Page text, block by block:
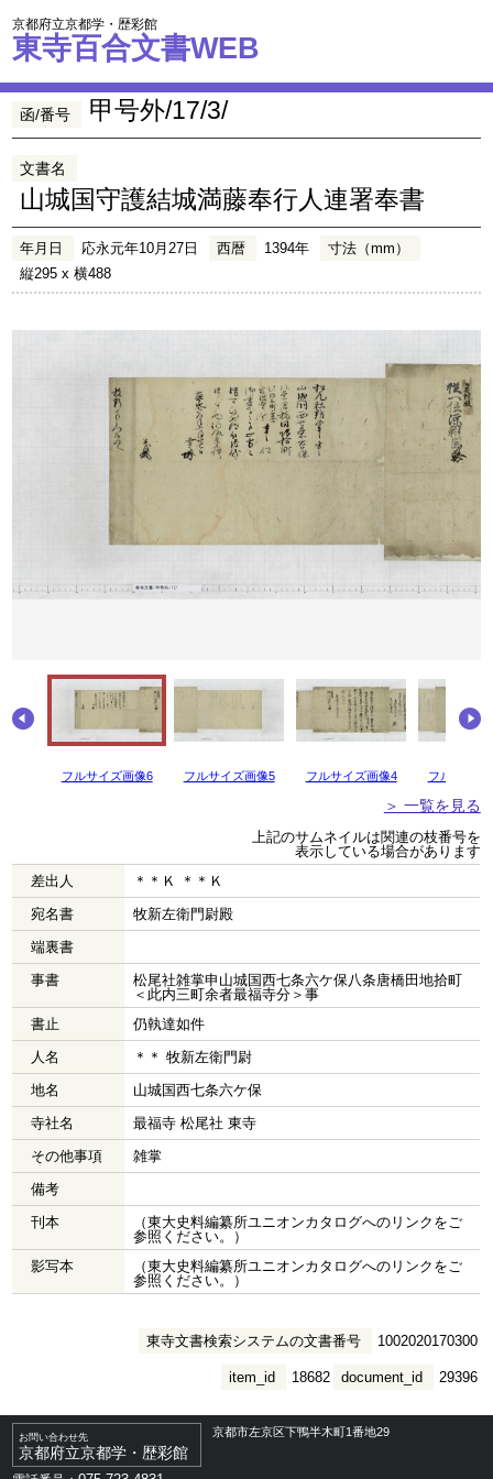
京都府立京都学・歴彩館
東寺百合文書WEB
函/番号 甲号外/17/3/
文書名
山城国守護結城満藤奉行人連署奉書
年月日 応永元年10月27日 西暦 1394年
寸法（mm）
縦295 x 横488
フルサイズ画像6 フルサイズ画像5 フルサイズ画像4 フルサイズ
＞ 一覧を見る
上記のサムネイルは関連の枝番号を
表示している場合があります
差出人
＊＊Ｋ ＊＊Ｋ
宛名書
牧新左衛門尉殿
端裏書
事書
松尾社雑掌申山城国西七条六ケ保八条唐橋田地拾町
＜此内三町余者最福寺分＞事
書止
仍執達如件
人名
＊＊ 牧新左衛門尉
地名
山城国西七条六ケ保
寺社名
最福寺 松尾社 東寺
その他事項
雑掌
備考
刊本
（東大史料編纂所ユニオンカタログへのリンクをご
参照ください。）
影写本
（東大史料編纂所ユニオンカタログへのリンクをご
参照ください。）
東寺文書検索システムの文書番号 1002020170300
document_id 29396
item_id 18682
お問い合わせ先
京都府立京都学・歴彩館
京都市左京区下鴨半木町1番地29